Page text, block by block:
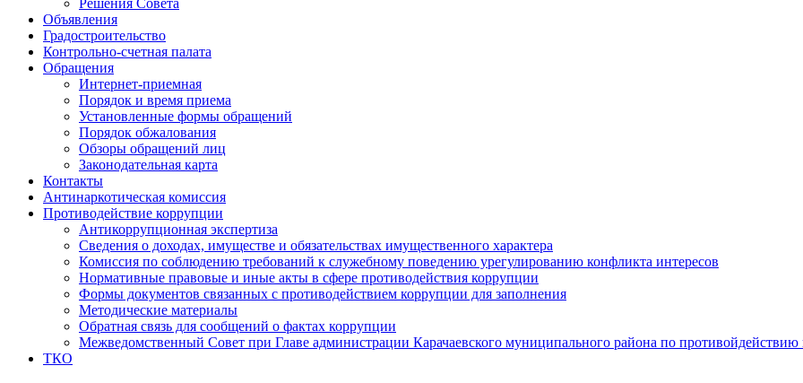
Объявления
Градостроительство
Контрольно-счетная палата
Обращения
Интернет-приемная
Порядок и время приема
Установленные формы обращений
Порядок обжалования
Обзоры обращений лиц
Законодательная карта
Контакты
Антинаркотическая комиссия
Противодействие коррупции
Антикоррупционная экспертиза
Сведения о доходах, имуществе и обязательствах имущественного характера
Комиссия по соблюдению требований к служебному поведению урегулированию конфликта интересов
Нормативные правовые и иные акты в сфере противодействия коррупции
Формы документов связанных с противодействием коррупции для заполнения
Методические материалы
Обратная связь для сообщений о фактах коррупции
Межведомственный Совет при Главе администрации Карачаевского муниципального района по
ТКО